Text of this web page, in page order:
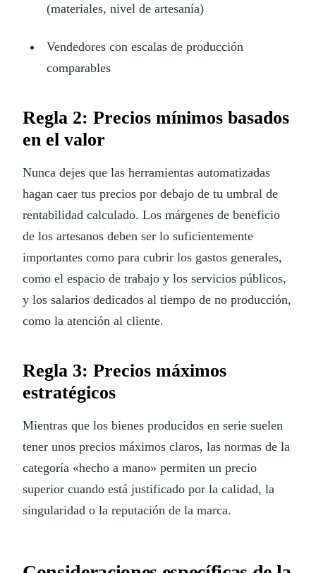
(materiales, nivel de artesanía)
Vendedores con escalas de producción
comparables
Regla 2: Precios mínimos basados
en el valor
Nunca dejes que las herramientas automatizadas
hagan caer tus precios por debajo de tu umbral de
rentabilidad calculado. Los márgenes de beneficio
de los artesanos deben ser lo suficientemente
importantes como para cubrir los gastos generales,
como el espacio de trabajo y los servicios públicos,
y los salarios dedicados al tiempo de no producción,
como la atención al cliente.
Regla 3: Precios máximos
estratégicos
Mientras que los bienes producidos en serie suelen
tener unos precios máximos claros, las normas de la
categoría «hecho a mano» permiten un precio
superior cuando está justificado por la calidad, la
singularidad o la reputación de la marca.